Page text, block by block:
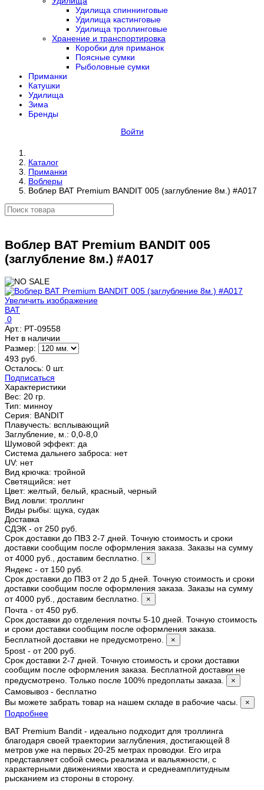
Удилища спиннинговые
Удилища кастинговые
Удилища троллинговые
Хранение и транспортировка
Коробки для приманок
Поясные сумки
Рыболовные сумки
Приманки
Катушки
Удилища
Зима
Бренды
Войти
Каталог
Приманки
Воблеры
Воблер BAT Premium BANDIT 005 (заглубление 8м.) #A017
Воблер BAT Premium BANDIT 005
(заглубление 8м.) #A017
Увеличить изображение
BAT
0
Арт.: РТ-09558
Нет в наличии
Размер:
493 руб.
Осталось: 0 шт.
Подписаться
Характеристики
Вес: 20 гр.
Тип: минноу
Серия: BANDIT
Плавучесть: всплывающий
Заглубление, м. : 0,0-8,0
Шумовой эффект: да
Система дальнего заброса: нет
UV: нет
Вид крючка: тройной
Светящийся: нет
Цвет: желтый, белый, красный, черный
Вид ловли: троллинг
Виды рыбы: щука, судак
Доставка
СДЭК - от 250 руб.
Срок доставки до ПВЗ 2-7 дней. Точную стоимость и сроки
доставки сообщим после оформления заказа. Заказы на сумму
от 4000 руб., доставим бесплатно.
×
Яндекс - от 150 руб.
Срок доставки до ПВЗ от 2 до 5 дней. Точную стоимость и сроки
доставки сообщим после оформления заказа. Заказы на сумму
от 4000 руб., доставим бесплатно.
×
Почта - от 450 руб.
Срок доставки до отделения почты 5-10 дней. Точную стоимость
и сроки доставки сообщим после оформления заказа.
Бесплатной доставки не предусмотрено.
×
5post - от 200 руб.
Срок доставки 2-7 дней. Точную стоимость и сроки доставки
сообщим после оформления заказа. Бесплатной доставки не
предусмотрено. Только после 100% предоплаты заказа.
×
Самовывоз - бесплатно
Вы можете забрать товар на нашем складе в рабочие часы.
×
Подробнее
BAT Premium Bandit - идеально подходит для троллинга
благодаря своей траектории заглубления, достигающей 8
метров уже на первых 20-25 метрах проводки. Его игра
представляет собой смесь реализма и вальяжности, с
характерными движениями хвоста и среднеамплитудным
рысканием из стороны в сторону.